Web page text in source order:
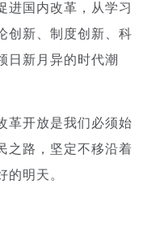
进国内改革，从学习
创新、制度创新、科
日新月异的时代潮
开放是我们必须始
之路，坚定不移沿着
的明天。